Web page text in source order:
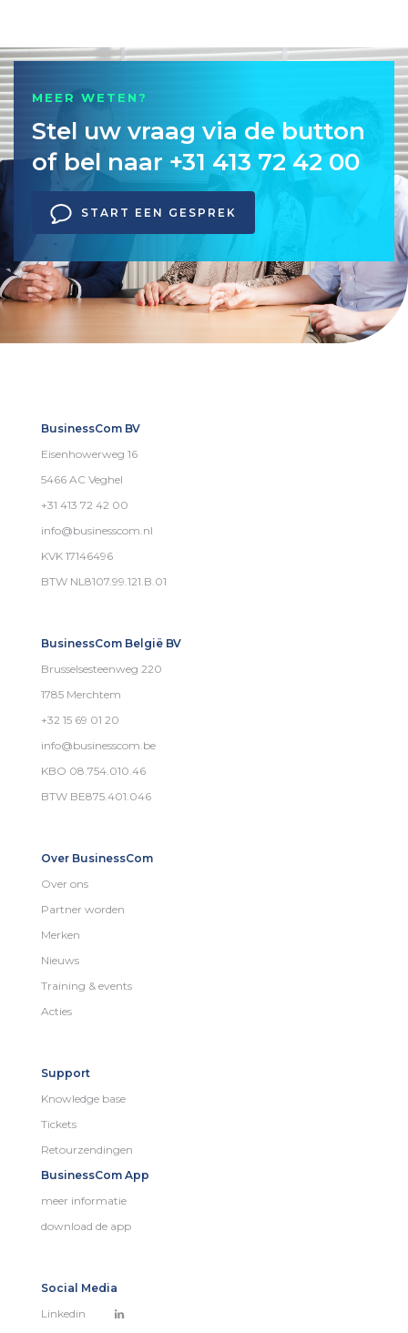
MEER WETEN?
Stel uw vraag via de button
of bel naar +31 413 72 42 00
START EEN GESPREK
BusinessCom BV
Eisenhowerweg 16
5466 AC Veghel
+31 413 72 42 00
info@businesscom.nl
KVK 17146496
BTW NL8107.99.121.B.01
BusinessCom België BV
Brusselsesteenweg 220
1785 Merchtem
+32 15 69 01 20
info@businesscom.be
KBO 08.754.010.46
BTW BE875.401.046
Over BusinessCom
Over ons
Partner worden
Merken
Nieuws
Training & events
Acties
Support
Knowledge base
Tickets
Retourzendingen
BusinessCom App
meer informatie
download de app
Social Media
Linkedin